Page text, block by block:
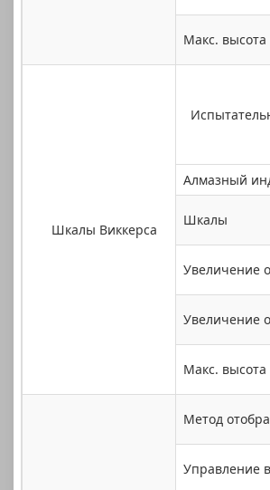
Макс.
Шкалы Виккерса
Алмазный
Шкалы
Увеличение
Увеличение
Макс.
Метод
Управление